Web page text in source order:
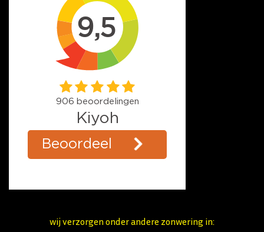
wij verzorgen onder andere zonwering in: